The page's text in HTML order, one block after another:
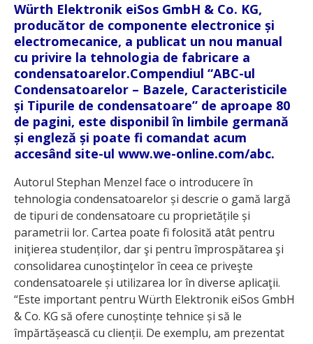
Würth Elektronik eiSos GmbH & Co. KG,
producător de componente electronice și
electromecanice, a publicat un nou manual
cu privire la tehnologia de fabricare a
condensatoarelor.Compendiul “ABC-ul
Condensatoarelor – Bazele, Caracteristicile
și Tipurile de condensatoare” de aproape 80
de pagini, este disponibil în limbile germană
și engleză și poate fi comandat acum
accesând site-ul www.we-online.com/abc.
Autorul Stephan Menzel face o introducere în
tehnologia condensatoarelor și descrie o gamă largă
de tipuri de condensatoare cu proprietățile și
parametrii lor. Cartea poate fi folosită atât pentru
iniţierea studenților, dar şi pentru împrospătarea şi
consolidarea cunoştinţelor în ceea ce priveşte
condensatoarele și utilizarea lor în diverse aplicaţii.
“Este important pentru Würth Elektronik eiSos GmbH
& Co. KG să ofere cunoștințe tehnice și să le
împărtășească cu clienții. De exemplu, am prezentat